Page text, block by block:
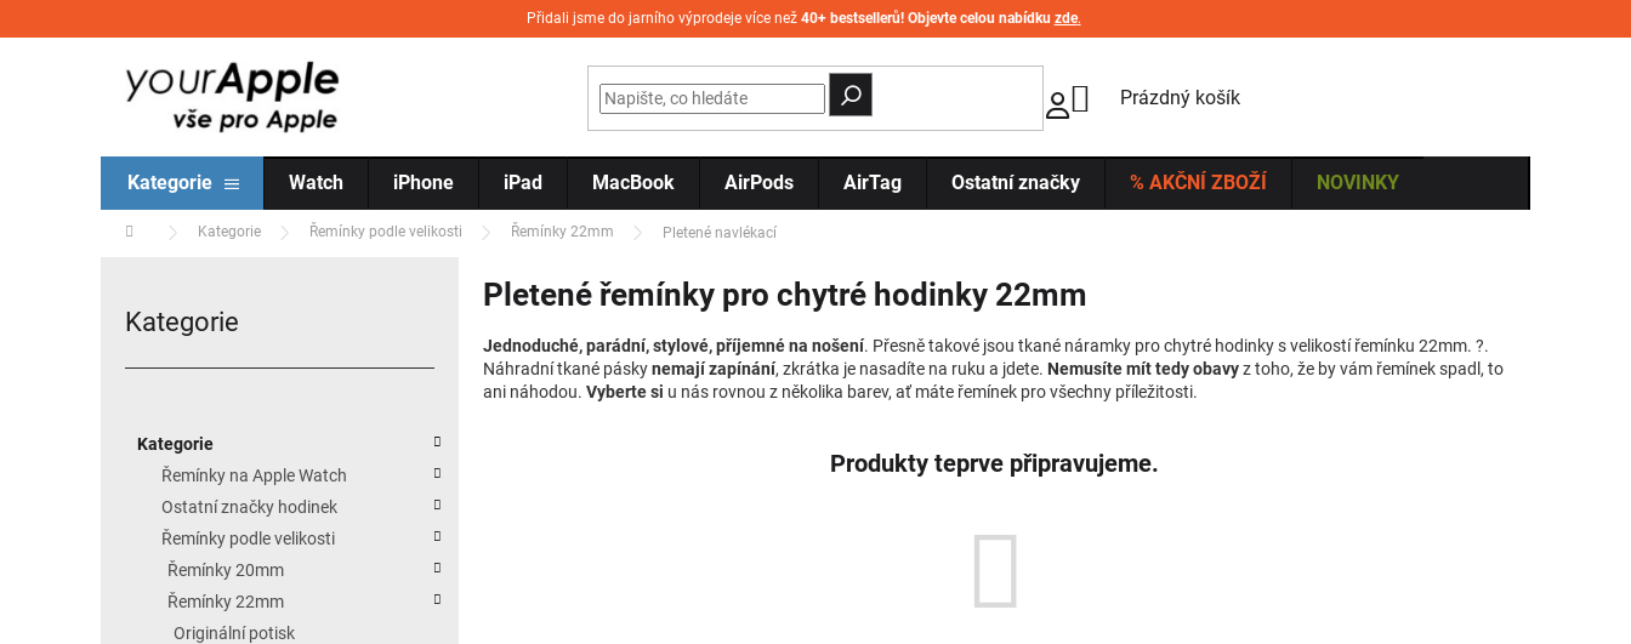
Přidali jsme do jarního výprodeje více než 40+ bestsellerů! Objevte celou nabídku zde.
NÁKUPNÍ KOŠÍK
Prázdný košík
Kategorie Watch iPhone iPad MacBook AirPods AirTag Ostatní značky % AKČNÍ ZBOŽÍ NOVINKY
Domů Kategorie Řemínky podle velikosti Řemínky 22mm Pletené navlékací
Přeskočit kategorie
Kategorie
Kategorie
Řemínky na Apple Watch
Ostatní značky hodinek
Řemínky podle velikosti
Řemínky 20mm
Řemínky 22mm
Originální potisk
Pletené řemínky pro chytré hodinky 22mm
Jednoduché, parádní, stylové, příjemné na nošení. Přesně takové jsou tkané náramky pro chytré hodinky s velikostí řemínku 22mm. ?.
Náhradní tkané páskynemají zapínání, zkrátka je nasadíte na ruku a jdete. Nemusíte mít tedy obavyz toho, že by vám řemínek spadl, to
ani náhodou. Vyberte si u nás rovnou z několika barev, ať máte řemínek pro všechny příležitosti.
Produkty teprve připravujeme.